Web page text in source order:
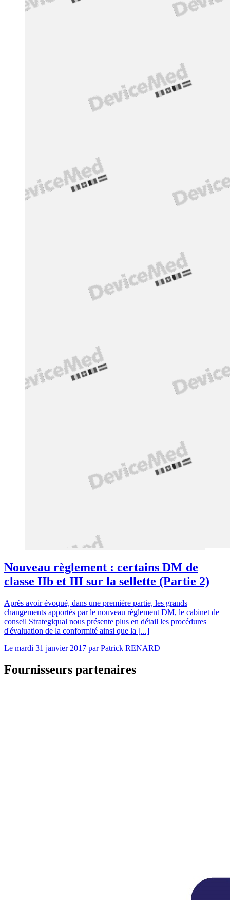
Nouveau règlement : certains DM de
classe IIb et III sur la sellette (Partie 2)
Après avoir évoqué, dans une première partie, les grands
changements apportés par le nouveau règlement DM, le cabinet de
conseil Strategiqual nous présente plus en détail les procédures
d'évaluation de la conformité ainsi que la [...]
Le mardi 31 janvier 2017 parPatrick RENARD
Fournisseurs partenaires